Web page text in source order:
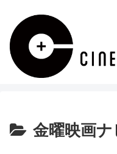
金曜映画ナ